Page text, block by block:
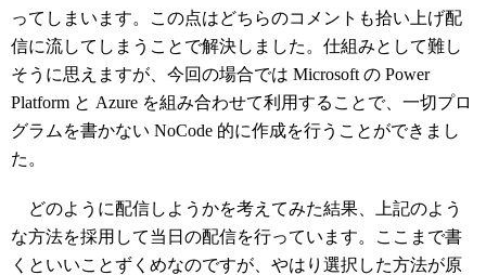
ってしまいます。この点はどちらのコメントも拾い上げ配
信に流してしまうことで解決しました。仕組みとして難し
そうに思えますが、今回の場合では Microsoft の Power
Platform と Azure を組み合わせて利用することで、一切プロ
グラムを書かない NoCode 的に作成を行うことができまし
た。
どのように配信しようかを考えてみた結果、上記のよう
な方法を採用して当日の配信を行っています。ここまで書
くといいことずくめなのですが、やはり選択した方法が原